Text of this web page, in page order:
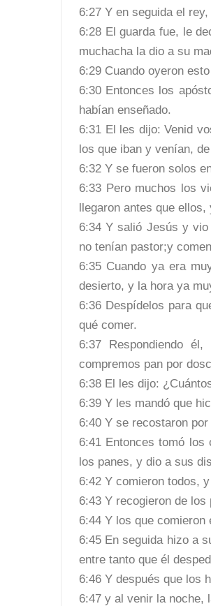
6:27 Y en seguida el
6:28 El guarda fue, le
muchacha la dio a su
6:29 Cuando oyeron
6:30 Entonces los
habían enseñado.
6:31 El les dijo: Venid
los que iban y venían,
6:32 Y se fueron solos
6:33 Pero muchos los
llegaron antes que
6:34 Y salió Jesús y
no tenían pastor;y
6:35 Cuando ya era
desierto, y la hora ya
6:36 Despídelos para
qué comer.
6:37 Respondiendo
compremos pan por
6:38 El les dijo:
6:39 Y les mandó que
6:40 Y se recostaron
6:41 Entonces tomó
los panes, y dio a sus
6:42 Y comieron todos,
6:43 Y recogieron de
6:44 Y los que
6:45 En seguida hizo a
entre tanto que él
6:46 Y después que los
6:47 y al venir la noche,